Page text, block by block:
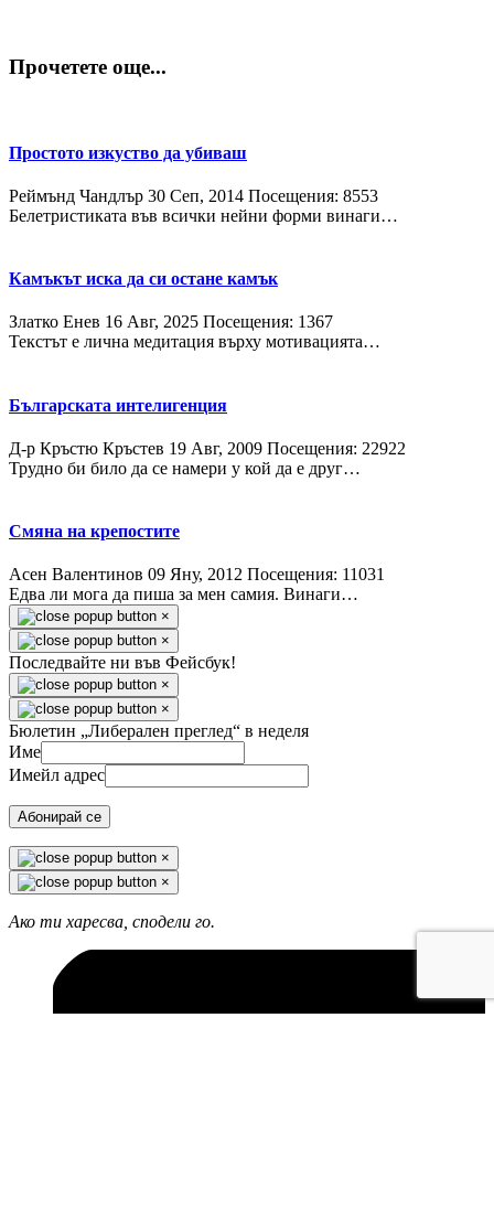
Прочетете още...
Простото изкуство да убиваш
Реймънд Чандлър 30 Сeп, 2014 Посещения: 8553
Белетристиката във всички нейни форми винаги…
Камъкът иска да си остане камък
Златко Енев 16 Авг, 2025 Посещения: 1367
Текстът е лична медитация върху мотивацията…
Българската интелигенция
Д-р Кръстю Кръстев 19 Авг, 2009 Посещения: 22922
Трудно би било да се намери у кой да е друг…
Смяна на крепостите
Асен Валентинов 09 Яну, 2012 Посещения: 11031
Едва ли мога да пиша за мен самия. Винаги…
×
×
Последвайте ни във Фейсбук!
×
×
Бюлетин „Либерален преглед“ в неделя
Име
Имейл адрес
Абонирай се
×
×
Ако ти харесва, сподели го.